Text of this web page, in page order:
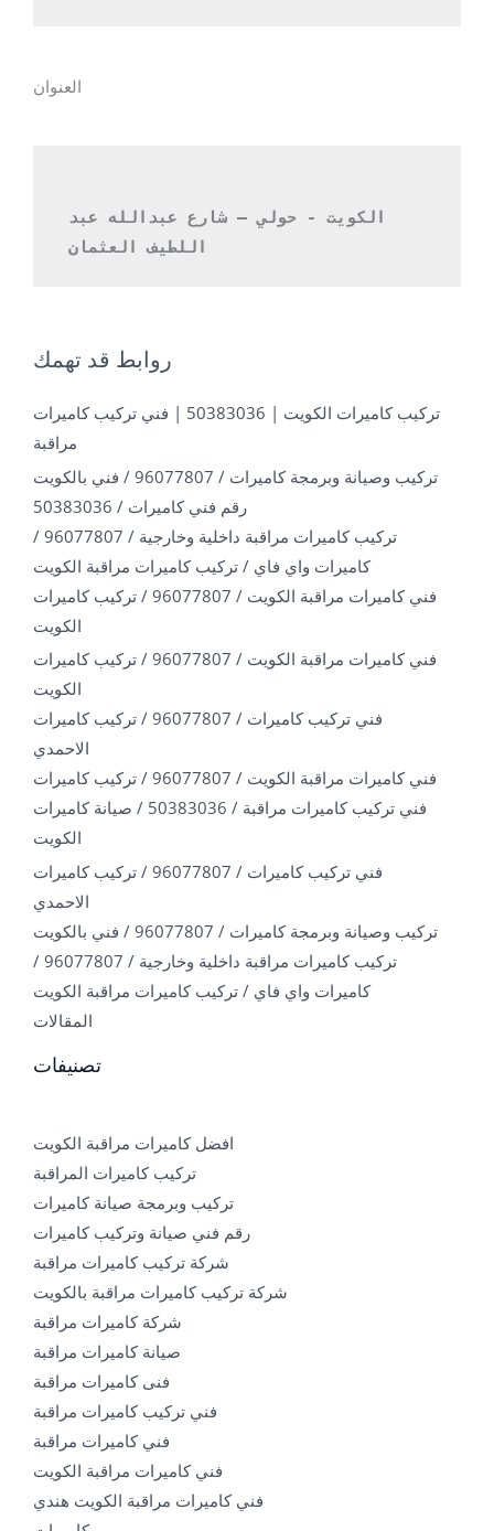
العنوان
اللطيف العثمان
روابط قد تهمك
تركيب كاميرات الكويت | 50383036 | فني تركيب كاميرات
مراقبة
تركيب وصيانة وبرمجة كاميرات / 96077807 / فني بالكويت
رقم فني كاميرات / 50383036
تركيب كاميرات مراقبة داخلية وخارجية / 96077807 /
كاميرات واي فاي / تركيب كاميرات مراقبة الكويت
فني كاميرات مراقبة الكويت / 96077807 / تركيب كاميرات
الكويت
فني كاميرات مراقبة الكويت / 96077807 / تركيب كاميرات
الكويت
فني تركيب كاميرات / 96077807 / تركيب كاميرات
الاحمدي
فني كاميرات مراقبة الكويت / 96077807 / تركيب كاميرات
فني تركيب كاميرات مراقبة / 50383036 / صيانة كاميرات
الكويت
فني تركيب كاميرات / 96077807 / تركيب كاميرات
الاحمدي
تركيب وصيانة وبرمجة كاميرات / 96077807 / فني بالكويت
تركيب كاميرات مراقبة داخلية وخارجية / 96077807 /
كاميرات واي فاي / تركيب كاميرات مراقبة الكويت
المقالات
تصنيفات
افضل كاميرات مراقبة الكويت
تركيب كاميرات المراقبة
تركيب وبرمجة صيانة كاميرات
رقم فني صيانة وتركيب كاميرات
شركة تركيب كاميرات مراقبة
شركة تركيب كاميرات مراقبة بالكويت
شركة كاميرات مراقبة
صيانة كاميرات مراقبة
فنى كاميرات مراقبة
فني تركيب كاميرات مراقبة
فني كاميرات مراقبة
فني كاميرات مراقبة الكويت
فني كاميرات مراقبة الكويت هندي